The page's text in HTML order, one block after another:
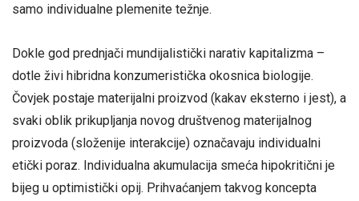
samo individualne plemenite težnje.
Dokle god prednjači mundijalistički narativ kapitalizma –
dotle živi hibridna konzumeristička okosnica biologije.
Čovjek postaje materijalni proizvod (kakav eksterno i jest), a
svaki oblik prikupljanja novog društvenog materijalnog
proizvoda (složenije interakcije) označavaju individualni
etički poraz. Individualna akumulacija smeća hipokritični je
bijeg u optimistički opij. Prihvaćanjem takvog koncepta